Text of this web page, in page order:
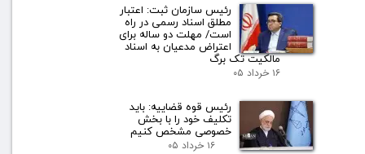
رئیس سازمان ثبت: اعتبار
مطلق اسناد رسمی در راه
است/ مهلت دو ساله برای
اعتراض مدعیان به اسناد
مالکیت تک برگ
۱۶ خرداد ۰۵
رئیس قوه قضاییه: باید
تکلیف خود را با بخش
خصوصی مشخص کنیم
۱۶ خرداد ۰۵